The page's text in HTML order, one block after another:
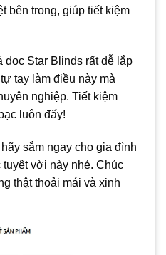
bên trong, giúp tiết kiệm
dọc Star Blinds rất dễ lắp
tay làm điều này mà
nghiệp. Tiết kiệm
luôn đấy!
sắm ngay cho gia đình
vời này nhé. Chúc
thật thoải mái và xinh